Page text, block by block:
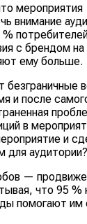
внимание
с брендом
ему больше.
и после
в
и
для аудитории?
—
что 95 %
помогают им